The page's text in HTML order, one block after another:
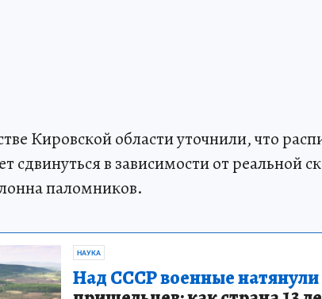
Кировской области уточнили, что
сдвинуться в зависимости от реальной
паломников.
НАУКА
Над СССР военные натянули